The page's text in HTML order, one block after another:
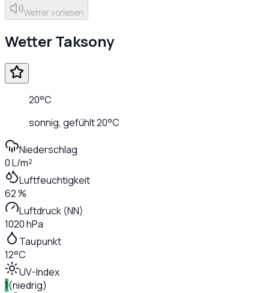
Wetter vorlesen
WetterTaksony
20°C
sonnig, gefühlt20°C
Niederschlag
0 L/m²
Luftfeuchtigkeit
62 %
Luftdruck (NN)
1020 hPa
Taupunkt
12°C
UV-Index
1(niedrig)